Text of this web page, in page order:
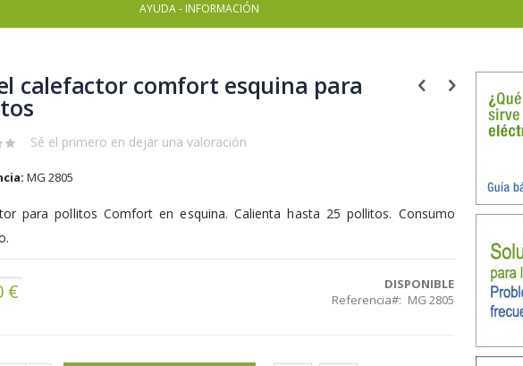
AYUDA - INFORMACIÓN
calefactor comfort esquina para
Sé el primero en dejar una valoración
MG 2805
para pollitos Comfort en esquina. Calienta hasta 25 pollitos. Consumo
€
DISPONIBLE
Referencia
MG 2805